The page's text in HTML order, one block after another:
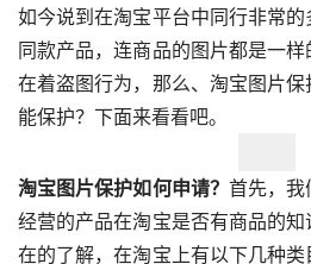
如今说到在淘宝平台中同行非常
同款产品，连商品的图片都是一
在着盗图行为，那么、淘宝图片
能保护？下面来看看吧。
淘宝图片保护如何申请？ 首先，
经营的产品在淘宝是否有商品的
在的了解，在淘宝上有以下几种